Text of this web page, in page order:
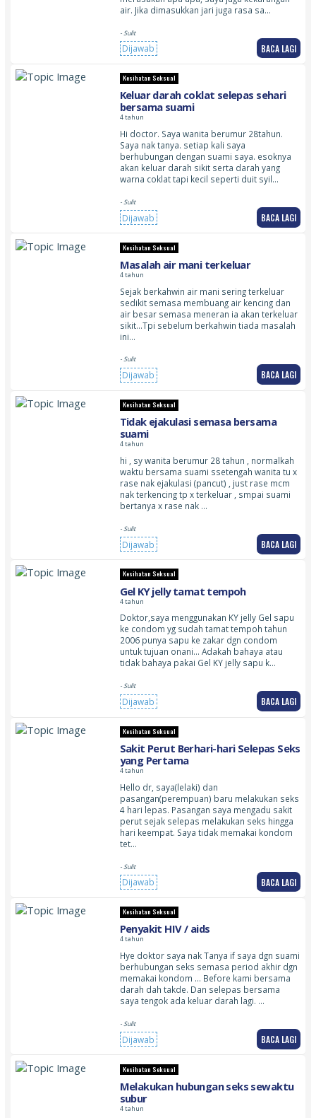
air. Jika dimasukkan jari juga rasa sa…
- Sulit
Dijawab BACA LAGI
Kesihatan Seksual
Keluar darah coklat selepas sehari
bersama suami
4 tahun
Hi doctor. Saya wanita berumur 28tahun.
Saya nak tanya. setiap kali saya
berhubungan dengan suami saya. esoknya
akan keluar darah sikit serta darah yang
warna coklat tapi kecil seperti duit syil…
- Sulit
Dijawab BACA LAGI
Kesihatan Seksual
Masalah air mani terkeluar
4 tahun
Sejak berkahwin air mani sering terkeluar
sedikit semasa membuang air kencing dan
air besar semasa meneran ia akan terkeluar
sikit…Tpi sebelum berkahwin tiada masalah
ini…
- Sulit
Dijawab BACA LAGI
Kesihatan Seksual
Tidak ejakulasi semasa bersama
suami
4 tahun
hi , sy wanita berumur 28 tahun , normalkah
waktu bersama suami ssetengah wanita tu x
rase nak ejakulasi (pancut) , just rase mcm
nak terkencing tp x terkeluar , smpai suami
bertanya x rase nak …
- Sulit
Dijawab BACA LAGI
Kesihatan Seksual
Gel KY jelly tamat tempoh
4 tahun
Doktor,saya menggunakan KY jelly Gel sapu
ke condom yg sudah tamat tempoh tahun
2006 punya sapu ke zakar dgn condom
untuk tujuan onani… Adakah bahaya atau
tidak bahaya pakai Gel KY jelly sapu k…
- Sulit
Dijawab BACA LAGI
Kesihatan Seksual
Sakit Perut Berhari-hari Selepas Seks
yang Pertama
4 tahun
Hello dr, saya(lelaki) dan
pasangan(perempuan) baru melakukan seks
4 hari lepas. Pasangan saya mengadu sakit
perut sejak selepas melakukan seks hingga
hari keempat. Saya tidak memakai kondom
tet…
- Sulit
Dijawab BACA LAGI
Kesihatan Seksual
Penyakit HIV / aids
4 tahun
Hye doktor saya nak Tanya if saya dgn suami
berhubungan seks semasa period akhir dgn
memakai kondom … Before kami bersama
darah dah takde. Dan selepas bersama
saya tengok ada keluar darah lagi. …
- Sulit
Dijawab BACA LAGI
Kesihatan Seksual
Melakukan hubungan seks sewaktu
subur
4 tahun